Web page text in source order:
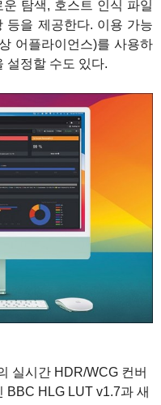
탐색, 호스트 인식 파일
등을 제공한다. 이용 가능
어플라이언스)를 사용하
설정할 수도 있다.
실시간 HDR/WCG 컨버
BBC HLG LUT v1.7과 새